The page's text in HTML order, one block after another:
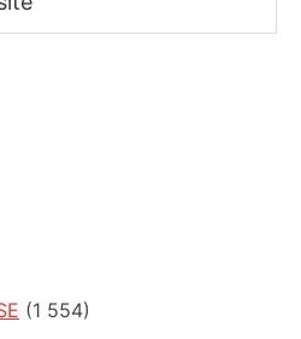
(1 554)